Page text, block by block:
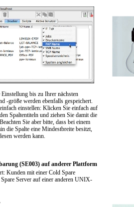
bis zu Ihrer nächsten
-größe werden ebenfalls gespeichert.
einstellen: Klicken Sie einfach auf
Spaltentiteln und ziehen Sie damit die
Sie aber bitte, dass bei einem
die Spalte eine Mindestbreite besitzt,
werden kann.
(SE003) auf anderer Plattform
Kunden mit einer Cold Spare
Server auf einer anderen UNIX-